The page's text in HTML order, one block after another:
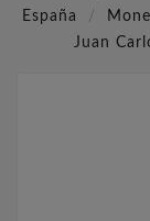
España
Juan